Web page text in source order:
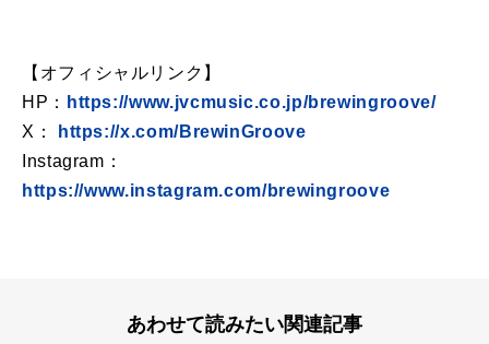
【オフィシャルリンク】
HP：
https://www.jvcmusic.co.jp/brewingroove/
X：
https://x.com/BrewinGroove
Instagram：
https://www.instagram.com/brewingroove
あわせて読みたい関連記事